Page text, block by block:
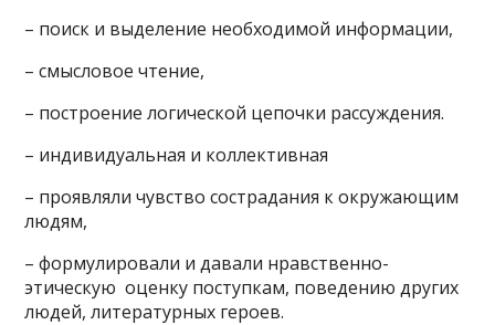
– поиск и выделение необходимой информации,
– смысловое чтение,
– построение логической цепочки рассуждения.
– индивидуальная и коллективная
– проявляли чувство сострадания к окружающим
людям,
– формулировали и давали нравственно-
этическую оценку поступкам, поведению других
людей, литературных героев.